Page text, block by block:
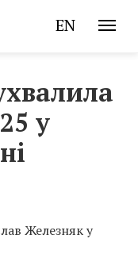
EN
у
Железняк у